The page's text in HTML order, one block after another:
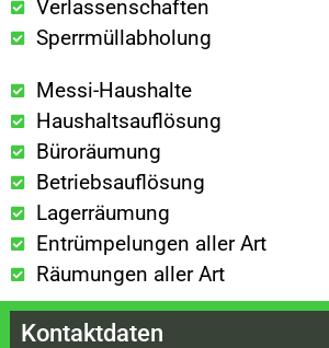
Verlassenschaften
Sperrmüllabholung
Messi-Haushalte
Haushaltsauflösung
Büroräumung
Betriebsauflösung
Lagerräumung
Entrümpelungen aller Art
Räumungen aller Art
Kontaktdaten